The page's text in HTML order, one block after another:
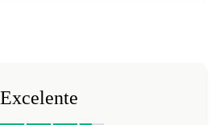
Excelente